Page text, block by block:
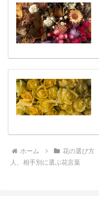
ホーム 花の選び方
人、相手別に選ぶ花言葉